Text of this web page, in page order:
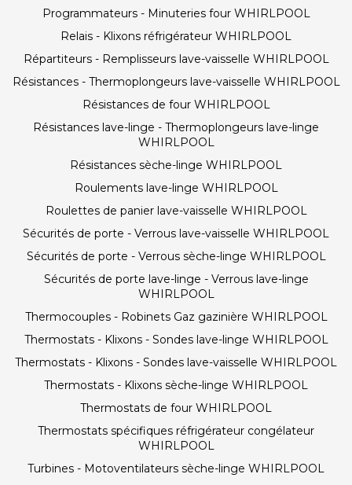
Programmateurs - Minuteries four WHIRLPOOL
Relais - Klixons réfrigérateur WHIRLPOOL
Répartiteurs - Remplisseurs lave-vaisselle WHIRLPOOL
Résistances - Thermoplongeurs lave-vaisselle WHIRLPOOL
Résistances de four WHIRLPOOL
Résistances lave-linge - Thermoplongeurs lave-linge
WHIRLPOOL
Résistances sèche-linge WHIRLPOOL
Roulements lave-linge WHIRLPOOL
Roulettes de panier lave-vaisselle WHIRLPOOL
Sécurités de porte - Verrous lave-vaisselle WHIRLPOOL
Sécurités de porte - Verrous sèche-linge WHIRLPOOL
Sécurités de porte lave-linge - Verrous lave-linge
WHIRLPOOL
Thermocouples - Robinets Gaz gazinière WHIRLPOOL
Thermostats - Klixons - Sondes lave-linge WHIRLPOOL
Thermostats - Klixons - Sondes lave-vaisselle WHIRLPOOL
Thermostats - Klixons sèche-linge WHIRLPOOL
Thermostats de four WHIRLPOOL
Thermostats spécifiques réfrigérateur congélateur
WHIRLPOOL
Turbines - Motoventilateurs sèche-linge WHIRLPOOL